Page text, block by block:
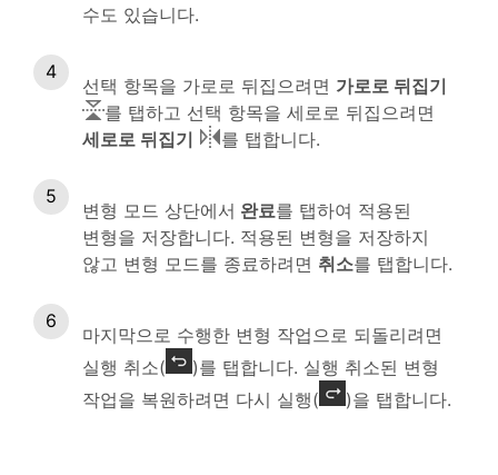
수도 있습니다.
선택 항목을 가로로 뒤집으려면 가로로 뒤집기
를 탭하고 선택 항목을 세로로 뒤집으려면
세로로 뒤집기
를 탭합니다.
변형 모드 상단에서 완료를 탭하여 적용된
변형을 저장합니다. 적용된 변형을 저장하지
않고 변형 모드를 종료하려면 취소를 탭합니다.
마지막으로 수행한 변형 작업으로 되돌리려면
실행 취소(
)를 탭합니다. 실행 취소된 변형
작업을 복원하려면 다시 실행(
)을 탭합니다.